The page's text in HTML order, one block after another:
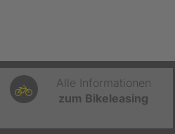
Alle Informationen
zum Bikeleasing